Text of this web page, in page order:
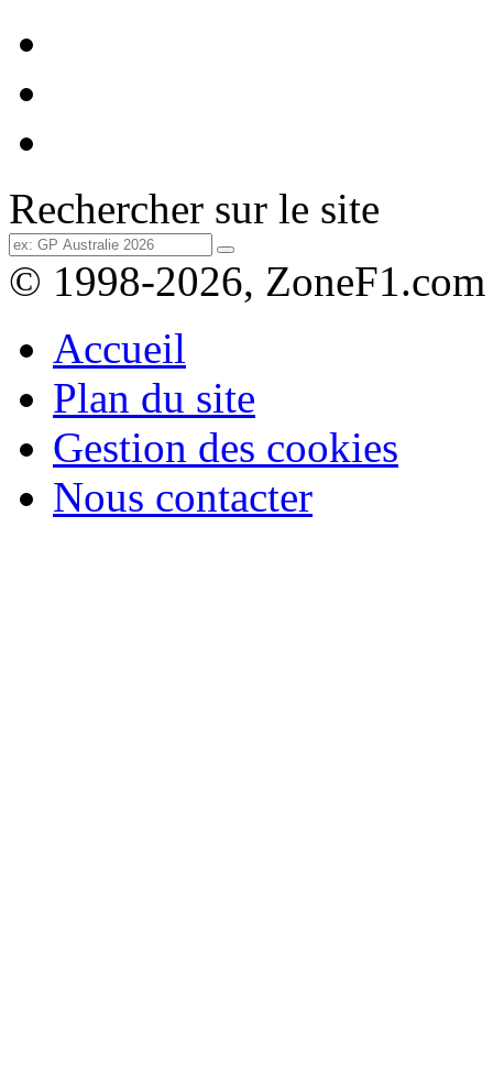
Rechercher sur le site
© 1998-2026, ZoneF1.com
Accueil
Plan du site
Gestion des cookies
Nous contacter